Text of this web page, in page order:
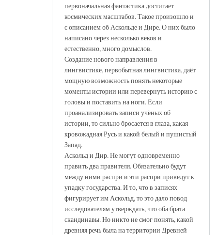
первоначальная фантастика достигает
космических масштабов. Такое произошло и
с описанием об Аскольде и Дире. О них было
написано через несколько веков и
естественно, много домыслов.
Создание нового направления в
лингвистике, первобытная лингвистика, даёт
мощную возможность понять некоторые
моменты истории или перевернуть историю с
головы и поставить на ноги. Если
проанализировать записи учёных об
истории, то сильно бросается в глаза, какая
кровожадная Русь и какой белый и пушистый
Запад.
Аскольд и Дир. Не могут одновременно
править два правителя. Обязательно будут
между ними распри и эти распри приведут к
упадку государства. И то, что в записях
фигурирует им Аскольд, то это дало повод
исследователям утверждать, что оба брата
скандинавы. Но никто не смог понять, какой
древняя речь была на территории Древней